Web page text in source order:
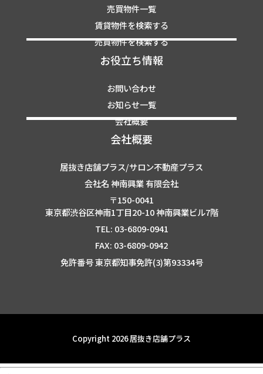
売買物件一覧
賃貸物件を検索する
売買物件を検索する
お役立ち情報
お問い合わせ
お知らせ一覧
会社概要
会社概要
居抜き店舗プラス/サロン不動産プラス
会社名 神南興業 有限会社
〒150-0041
東京都渋谷区神南1丁目20-10 神南興業ビル7階
TEL: 03-6809-0941
FAX: 03-6809-0942
免許番号 東京都知事免許(3)第93334号
Copyright 2026 居抜き店舗プラス